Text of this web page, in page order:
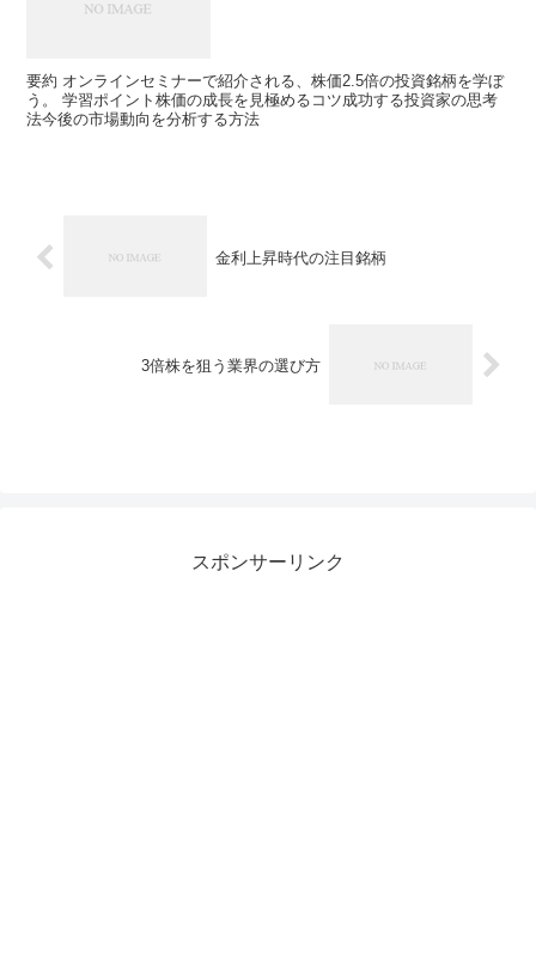
要約 オンラインセミナーで紹介される、株価2.5倍の投資銘柄を学ぼ
う。 学習ポイント株価の成長を見極めるコツ成功する投資家の思考
法今後の市場動向を分析する方法
金利上昇時代の注目銘柄
3倍株を狙う業界の選び方
スポンサーリンク